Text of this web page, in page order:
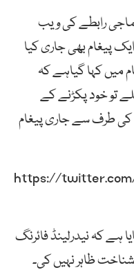
رابطے کی ویب
پیغام بھی جاری کیا
میں کہا گیاہے کہ
تو خود پکڑنے کے
کی طرف سے جاری پیغام
https://
ہے کہ نیدرلینڈ فائرنگ
ظاہر نہیں کی۔